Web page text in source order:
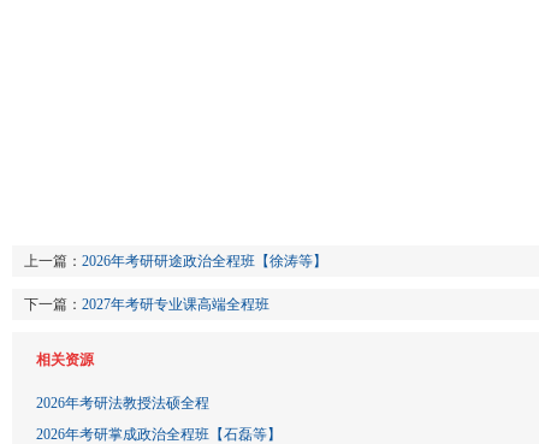
上一篇： 2026年考研研途政治全程班【徐涛等】
下一篇： 2027年考研专业课高端全程班
相关资源
2026年考研法教授法硕全程
2026年考研掌成政治全程班【石磊等】